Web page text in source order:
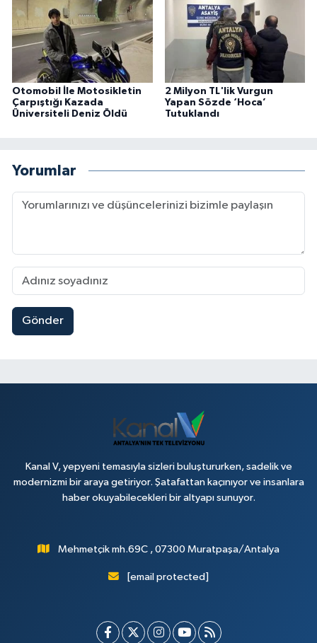
Otomobil İle Motosikletin
Çarpıştığı Kazada
Üniversiteli Deniz Öldü
2 Milyon TL'lik Vurgun
Yapan Sözde ‘Hoca’
Tutuklandı
Yorumlar
Gönder
Kanal V, yepyeni temasıyla sizleri buluştururken, sadelik ve
modernizmi bir araya getiriyor. Şatafattan kaçınıyor ve insanlara
haber okuyabilecekleri bir altyapı sunuyor.
Mehmetçik mh.69C , 07300 Muratpaşa/Antalya
[email protected]